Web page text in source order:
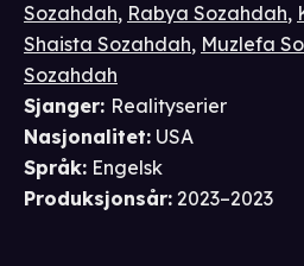
Sozahdah, Rabya Sozahdah,
Shaista Sozahdah, Muzlefa
Sozahdah
Sjanger: Realityserier
Nasjonalitet: USA
Språk: Engelsk
Produksjonsår: 2023–2023